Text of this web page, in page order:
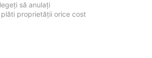
să anulați
proprietății orice cost